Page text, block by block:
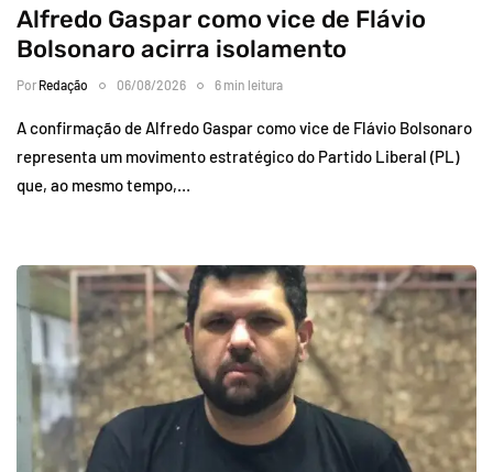
Alfredo Gaspar como vice de Flávio
Bolsonaro acirra isolamento
Por Redação 06/08/2026 6 min leitura
A confirmação de Alfredo Gaspar como vice de Flávio Bolsonaro
representa um movimento estratégico do Partido Liberal (PL)
que, ao mesmo tempo,…